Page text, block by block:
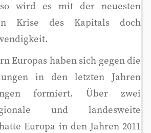
wird es mit der neuesten
Krise des Kapitals doch
Europas haben sich gegen die
in den letzten Jahren
formiert. Über zwei
und landesweite
Europa in den Jahren 2011